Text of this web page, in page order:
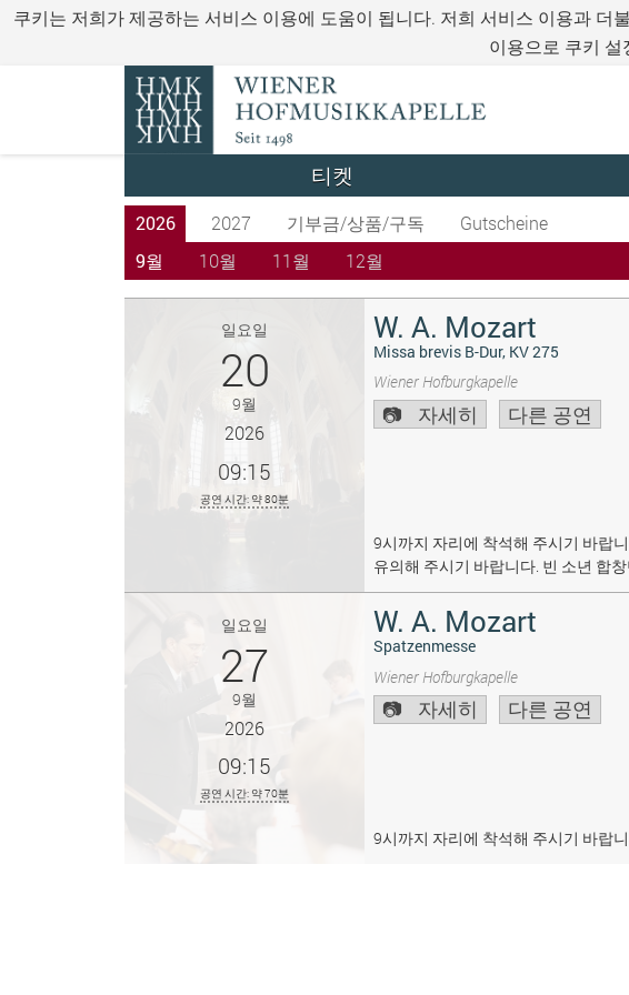
쿠키는 저희가 제공하는 서비스 이용에 도움이 됩니다. 저희 서비스 이용과 더
이용으로 쿠키
티켓
2026 2027 기부금/상품/구독
Gutscheine
9월
10월 11월 12월
일요일
20
9월
2026
09:15
공연 시간: 약 80분
W. A. Mozart
Missa brevis B-Dur, KV 275
Wiener Hofburgkapelle
자세히 다른 공연
9시까지 자리에 착석해 주시기 바랍
유의해 주시기 바랍니다. 빈 소년 합
일요일
27
9월
2026
09:15
공연 시간: 약 70분
W. A. Mozart
Spatzenmesse
Wiener Hofburgkapelle
자세히 다른 공연
9시까지 자리에 착석해 주시기 바랍